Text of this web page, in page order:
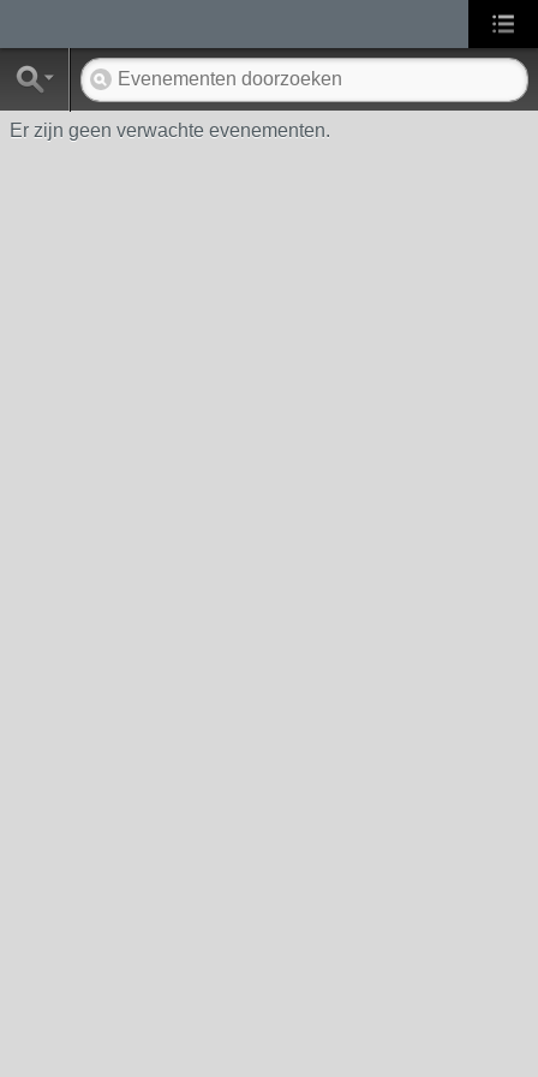
Er zijn geen verwachte evenementen.